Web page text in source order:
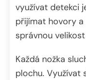
využívat detekci
přijímat hovory
správnou
Každá nožka
plochu. Využívat